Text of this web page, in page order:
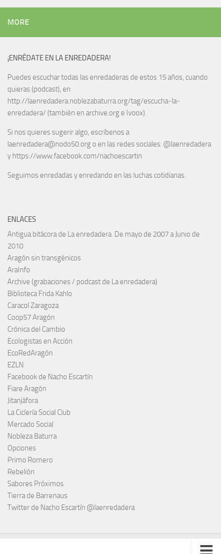
MORE
¡ENRÉDATE EN LA ENREDADERA!
Puedes escuchar todas las enredaderas de estos 15 años, cuando
quieras (podcast), en
http://laenredadera.noblezabaturra.org/tag/escucha-la-
enredadera/ (también en archive.org e Ivoox).
Si nos quieres sugerir algo, escríbenos a
laenredadera@nodo50.org o en las redes sociales: @laenredadera
y https://www.facebook.com/nachoescartin
Seguimos enredadas y enredando en las luchas cotidianas.
ENLACES
Antigua bitácora de La enredadera. De mayo de 2007 a Junio de
2010
Aragón sin transgénicos
AraInfo
Archive (grabaciones / podcast de La enredadera)
Biblioteca Frida Kahlo
Caracol Zaragoza
Coop57 Aragón
Crónica del Cambio
Ecologistas en Acción
EcoRedAragón
EZLN
Facebook de Nacho Escartín
Fiare Aragón
Jitanjáfora
La Ciclería Social Club
Mercado Social
Nobleza Baturra
Opciones
Primo Romero
Rebelión
Sabores Próximos
Tierra de Barrenaus
Twitter de Nacho Escartín @laenredadera